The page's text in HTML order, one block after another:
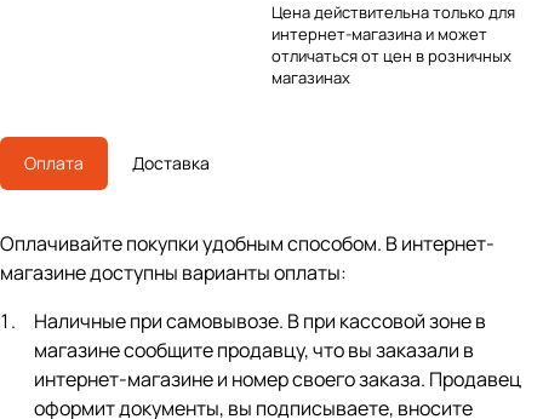
Цена действительна только для
интернет-магазина и может
отличаться от цен в розничных
магазинах
Оплата Доставка
Оплачивайте покупки удобным способом. В интернет-
магазине доступны варианты оплаты:
Наличные при самовывозе. В при кассовой зоне в
магазине сообщите продавцу, что вы заказали в
интернет-магазине и номер своего заказа. Продавец
оформит документы, вы подписываете, вносите